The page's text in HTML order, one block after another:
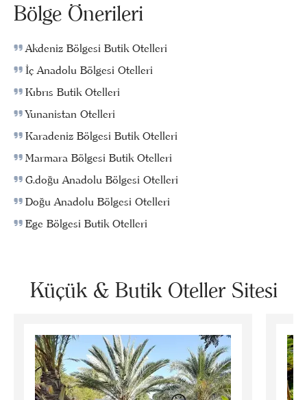
Bölge Önerileri
Akdeniz Bölgesi Butik Otelleri
İç Anadolu Bölgesi Otelleri
Kıbrıs Butik Otelleri
Yunanistan Otelleri
Karadeniz Bölgesi Butik Otelleri
Marmara Bölgesi Butik Otelleri
G.doğu Anadolu Bölgesi Otelleri
Doğu Anadolu Bölgesi Otelleri
Ege Bölgesi Butik Otelleri
Küçük & Butik Oteller Sitesi